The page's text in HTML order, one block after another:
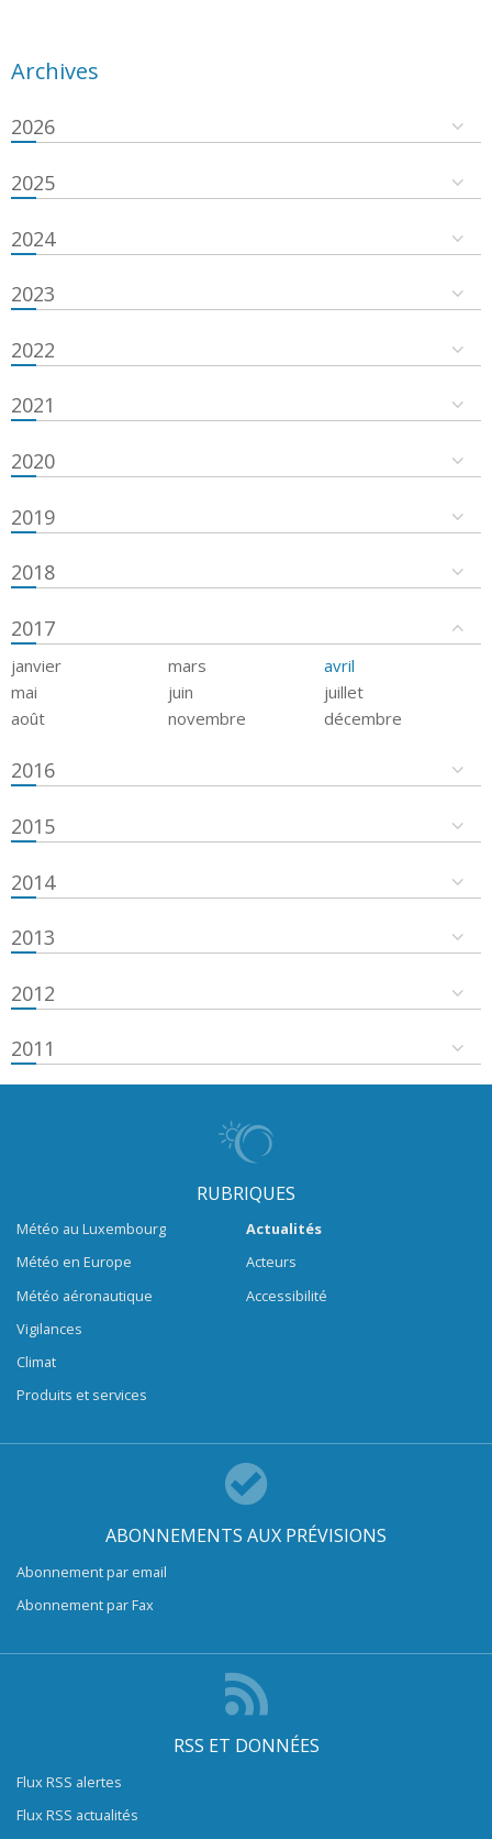
Archives
2026
2025
2024
2023
2022
2021
2020
2019
2018
2017
janvier mars
avril
mai
juin
juillet
août
novembre décembre
2016
2015
2014
2013
2012
2011
RUBRIQUES
Météo au Luxembourg
Météo en Europe
Météo aéronautique
Vigilances
Climat
Produits et services
Actualités
Acteurs
Accessibilité
ABONNEMENTS AUX PRÉVISIONS
Abonnement par email
Abonnement par Fax
RSS ET DONNÉES
Flux RSS alertes
Flux RSS actualités